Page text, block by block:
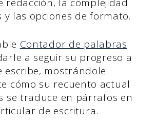
redacción, la complejidad
y las opciones de formato.
Contador de palabras
a seguir su progreso a
escribe, mostrándole
cómo su recuento actual
se traduce en párrafos en
de escritura.